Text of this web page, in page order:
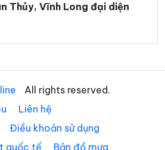
Xã Long Hữu
Xã Lưu Nghiệp Anh
Xã Mỹ Chánh Hòa
Xã Mỹ Thuận
Thủy, Vĩnh Long đại diện
All rights reserved.
Liên hệ
Điều khoản sử dụng
quốc tế Bản đồ mưa